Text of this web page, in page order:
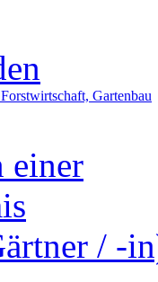
Gartenbau